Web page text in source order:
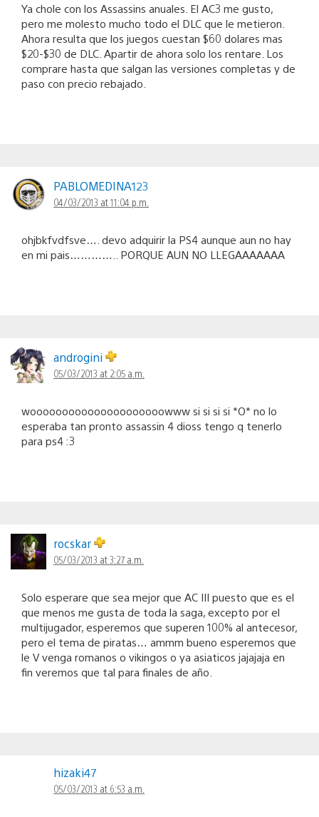
Ya chole con los Assassins anuales. El AC3 me gusto,
pero me molesto mucho todo el DLC que le metieron.
Ahora resulta que los juegos cuestan $60 dolares mas
$20-$30 de DLC. Apartir de ahora solo los rentare. Los
comprare hasta que salgan las versiones completas y de
paso con precio rebajado.
PABLOMEDINA123
04/03/2013 at 11:04 p.m.
ohjbkfvdfsve…. devo adquirir la PS4 aunque aun no hay
en mi pais………….. PORQUE AUN NO LLEGAAAAAAA
androgini
05/03/2013 at 2:05 a.m.
wooooooooooooooooooooowww si si si si *O* no lo
esperaba tan pronto assassin 4 dioss tengo q tenerlo
para ps4 :3
rocskar
05/03/2013 at 3:27 a.m.
Solo esperare que sea mejor que AC III puesto que es el
que menos me gusta de toda la saga, excepto por el
multijugador, esperemos que superen 100% al antecesor,
pero el tema de piratas… ammm bueno esperemos que
le V venga romanos o vikingos o ya asiaticos jajajaja en
fin veremos que tal para finales de año.
hizaki47
05/03/2013 at 6:53 a.m.